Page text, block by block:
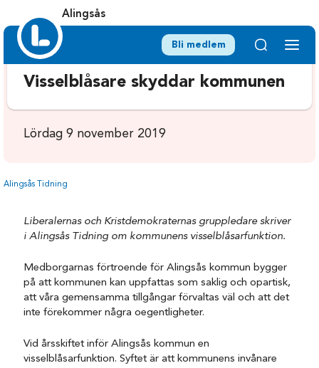
Alingsås
Bli medlem
Visselblåsare skyddar kommunen
Lördag 9 november 2019
Alingsås Tidning
Liberalernas och Kristdemokraternas gruppledare skriver
i Alingsås Tidning om kommunens visselblåsarfunktion.
Medborgarnas förtroende för Alingsås kommun bygger
på att kommunen kan uppfattas som saklig och opartisk,
att våra gemensamma tillgångar förvaltas väl och att det
inte förekommer några oegentligheter.
Vid årsskiftet inför Alingsås kommun en
visselblåsarfunktion. Syftet är att kommunens invånare